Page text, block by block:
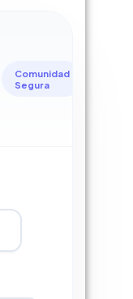
Comunidad
Segura